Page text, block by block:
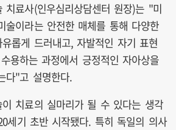
치료사(인우심리상담센터 원장)는 "미
술이라는 안전한 매체를 통해 다양한
롭게 드러내고, 자발적인 자기 표현
용하는 과정에서 긍정적인 자아상을
다"고 설명한다.
치료의 실마리가 될 수 있다는 생각
세기 초반 시작됐다. 특히 독일의 의사